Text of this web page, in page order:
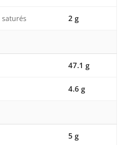
2 g
47.1 g
4.6 g
5 g